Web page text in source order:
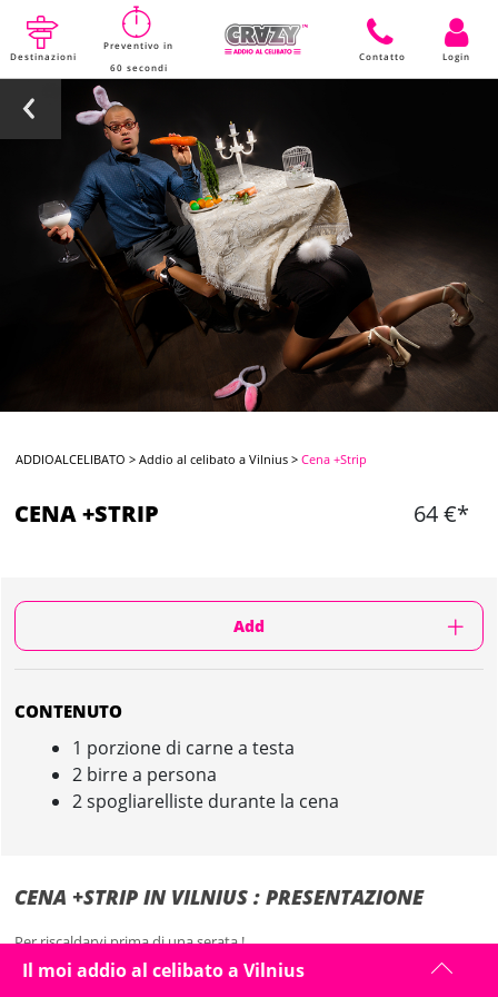
Destinazioni
Preventivo in
60 secondi
Contatto Login
ADDIOALCELIBATO >Addio al celibato a Vilnius >Cena +Strip
CENA +STRIP 64 €*
Add
CONTENUTO
1 porzione di carne a testa
2 birre a persona
2 spogliarelliste durante la cena
CENA +STRIP IN VILNIUS : PRESENTAZIONE
Per riscaldarvi prima di una serata !
Il moi addio al celibato a Vilnius